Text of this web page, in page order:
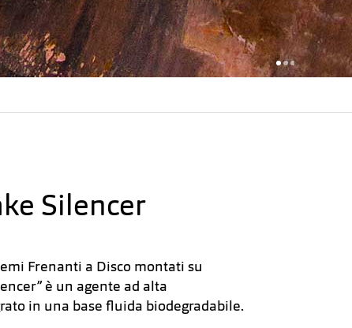
Silencer
Frenanti a Disco montati su
è un agente ad alta
in una base fluida biodegradabile.